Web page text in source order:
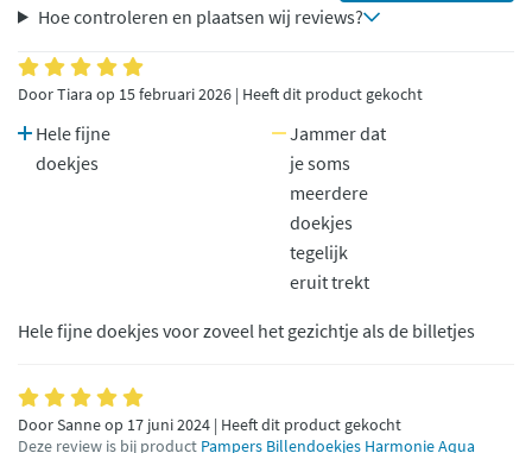
Hoe controleren en plaatsen wij reviews?
Door Tiara op 15 februari 2026 | Heeft dit product gekocht
Hele fijne
doekjes
Jammer dat
je soms
meerdere
doekjes
tegelijk
eruit trekt
Hele fijne doekjes voor zoveel het gezichtje als de billetjes
Door Sanne op 17 juni 2024 | Heeft dit product gekocht
Deze review is bij product Pampers Billendoekjes Harmonie Aqua